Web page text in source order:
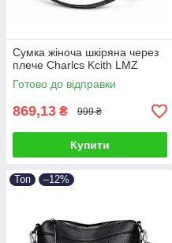
Сумка жіноча шкіряна через
плече Charlcs Kcith LMZ
Готово до відправки
869,13 ₴ 999 ₴
Купити
Топ –12%